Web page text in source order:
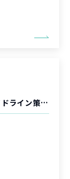
生成AI利用におけるガバナンス・ガイドライン策定支援